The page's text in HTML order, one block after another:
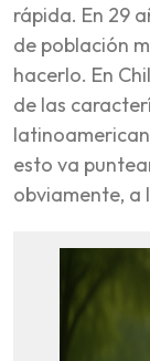
rápida. En 29
de población
hacerlo. En
de las
esto va
obviamente, a